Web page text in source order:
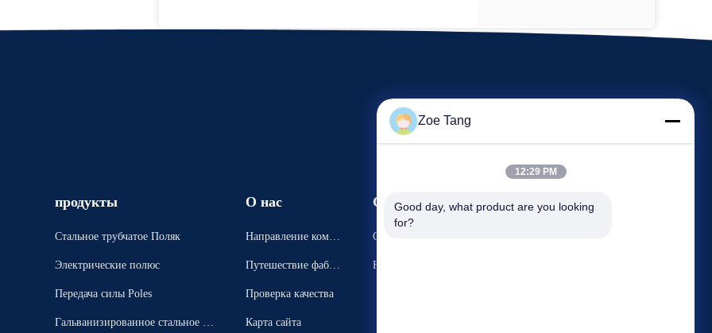
продукты
Стальное трубчатое Поляк
Электрические полюс
Передача силы Poles
Гальванизированное стальное П
О нас
Направление компа
Путешествие фабри
Проверка качества
Карта сайта
События
Случаи
Новости
Спросите цитату
Zoe Tang
12:29 PM
Good day, what product are you looking
for?